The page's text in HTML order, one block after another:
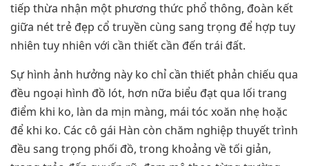
tiếp thừa nhận một phương thức phổ thông, đoàn kết
giữa nét trẻ đẹp cổ truyền cùng sang trọng để hợp tuy
nhiên tuy nhiên với cần thiết cần đến trái đất.
Sự hình ảnh hưởng này ko chỉ cần thiết phản chiếu qua
đều ngoại hình đồ lót, hơn nữa biểu đạt qua lối trang
điểm khi ko, làn da mịn màng, mái tóc xoăn nhẹ hoặc
để khi ko. Các cô gái Hàn còn chăm nghiệp thuyết trình
đều sang trọng phối đồ, trong khoảng về tối giản,